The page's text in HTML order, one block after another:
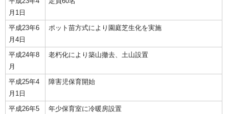
月1日
平成23年6
月4日
ポット苗方式により園庭芝生化を実施
平成24年8
月
老朽化により築山撤去、土山設置
平成25年4
月1日
障害児保育開始
平成26年5
年少保育室に冷暖房設置